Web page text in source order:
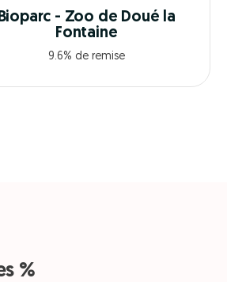
Bioparc - Zoo de Doué la
Fontaine
9.6% de remise
%